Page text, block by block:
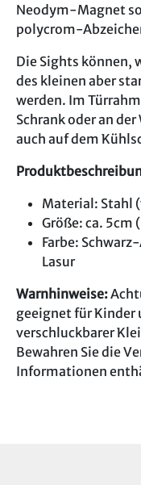
Neodym-Magnet
polycrom-
Die Sights können,
des kleinen aber
werden. Im
Schrank oder an
auch auf dem
Material: Stahl
Größe: ca. 5cm
Farbe:
Lasur
Warnhinweise:
geeignet für Kinder
verschluckbarer
Bewahren Sie die
Informationen